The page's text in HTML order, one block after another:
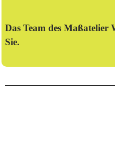
Das Team des Maßatelier
Sie.